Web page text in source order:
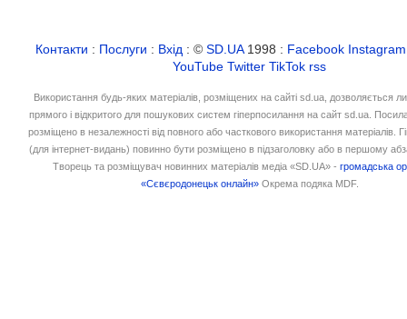
Контакти : Послуги : Вхід : ©SD.UA1998 : Facebook Instagram
YouTube Twitter TikTok rss
Використання будь-яких матеріалів, розміщених на сайті sd.ua, дозволяється
прямого і відкритого для пошукових систем гіперпосилання на сайт sd.ua.
розміщено в незалежності від повного або часткового використання матеріалів.
(для інтернет-видань) повинно бути розміщено в підзаголовку або в першому
Творець та розміщувач новинних матеріалів медіа «SD.UA» -громадська
«Сєвєродонецьк онлайн» Окрема подяка MDF.